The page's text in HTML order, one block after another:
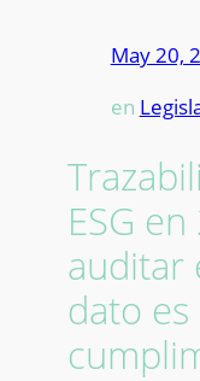
May 20,
en
ESG
auditar
dato es